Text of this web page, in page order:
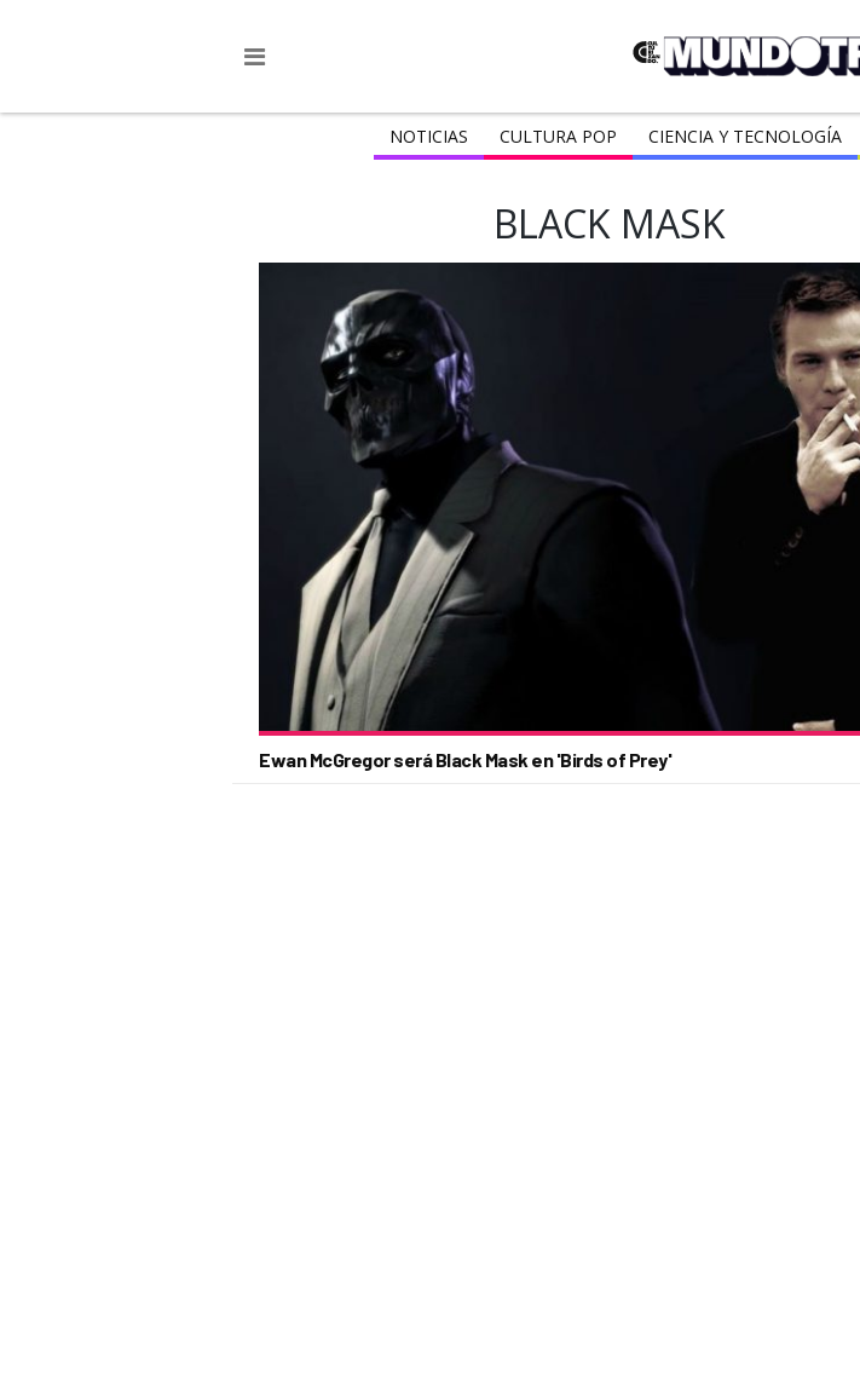
NOTICIAS CULTURA POP CIENCIA Y TECNOLOGÍA
BLACK MASK
Ewan McGregor será Black Mask en 'Birds of Prey'